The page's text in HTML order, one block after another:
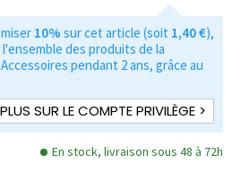
10% sur cet article (soit 1,40 €),
des produits de la
pendant 2 ans, grâce au
SUR LE COMPTE PRIVILÈGE >
En stock, livraison sous 48 à 72h